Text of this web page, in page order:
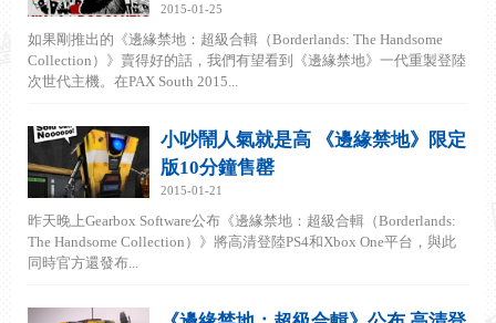
2015-01-25
如果剛推出的《邊緣禁地：超級合輯（Borderlands: The Handsome
Collection）》賣得好的話，我們有望看到《邊緣禁地》一代重製登陸
次世代主機。在PAX South 2015...
小吵鬧人氣就是高 《邊緣禁地》限定
版10分鐘售罄
2015-01-21
昨天晚上Gearbox Software公布《邊緣禁地：超級合輯（Borderlands:
The Handsome Collection）》將高清登陸PS4和Xbox One平台，與此
同時官方還發布...